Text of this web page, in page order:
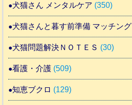
犬猫さん メンタルケア (350)
犬猫さんと暮す前準備 マッチング
犬猫問題解決ＮＯＴＥＳ (30)
看護・介護 (509)
知恵ブクロ (129)